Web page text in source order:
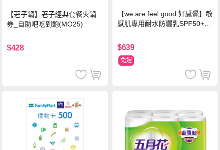
【荖子鍋】荖子經典套餐火鍋
券_自助吧吃到飽(MO25)
$428
【we are feel good 好感覺】敏
感肌專用耐水防曬乳SPF50+ 7
$639
免運